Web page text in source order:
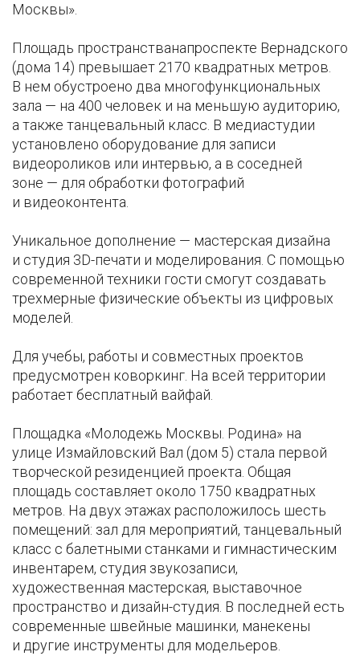
Москвы».
Площадь пространстванапроспекте Вернадского
(дома 14) превышает 2170 квадратных метров.
В нем обустроено два многофункциональных
зала — на 400 человек и на меньшую аудиторию,
а также танцевальный класс. В медиастудии
установлено оборудование для записи
видеороликов или интервью, а в соседней
зоне — для обработки фотографий
и видеоконтента.
Уникальное дополнение — мастерская дизайна
и студия 3D-печати и моделирования. С помощью
современной техники гости смогут создавать
трехмерные физические объекты из цифровых
моделей.
Для учебы, работы и совместных проектов
предусмотрен коворкинг. На всей территории
работает бесплатный вайфай.
Площадка «Молодежь Москвы. Родина» на
улице Измайловский Вал (дом 5) стала первой
творческой резиденцией проекта. Общая
площадь составляет около 1750 квадратных
метров. На двух этажах расположилось шесть
помещений: зал для мероприятий, танцевальный
класс с балетными станками и гимнастическим
инвентарем, студия звукозаписи,
художественная мастерская, выставочное
пространство и дизайн-студия. В последней есть
современные швейные машинки, манекены
и другие инструменты для модельеров.